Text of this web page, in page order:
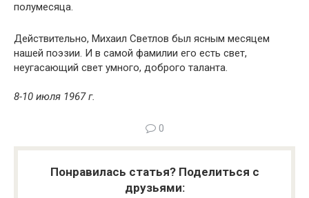
полумесяца.
Действительно, Михаил Светлов был ясным месяцем
нашей поэзии. И в самой фамилии его есть свет,
неугасающий свет умного, доброго таланта.
8-10 июля 1967 г.
0
Понравилась статья? Поделиться с
друзьями: